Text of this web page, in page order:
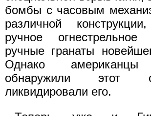
бомбы с часовым
различной
ручное
ручные гранаты
Однако американцы
обнаружили этот
ликвидировали его.